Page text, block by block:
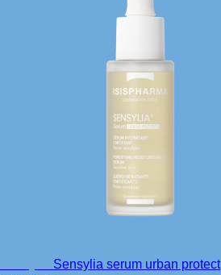
Sensylia serum urban protect